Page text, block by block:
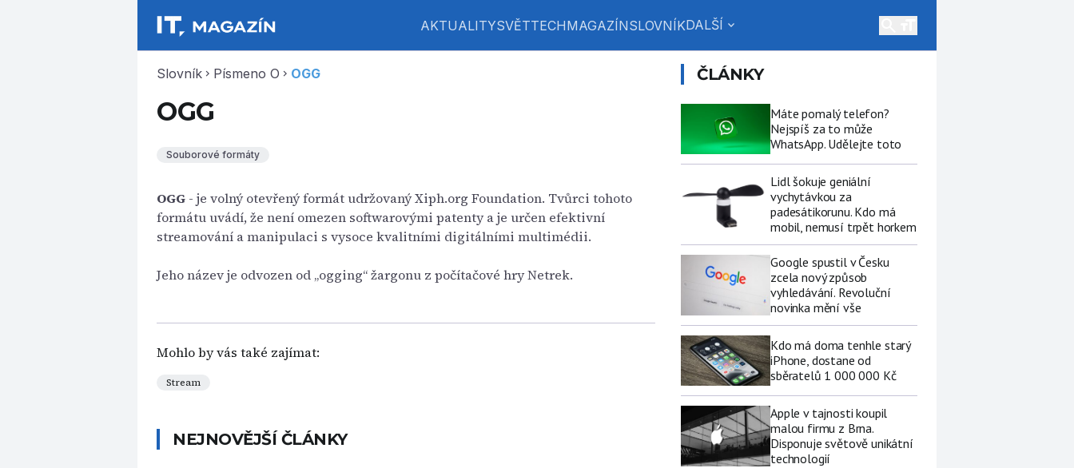
AKTUALITYSVĚTTECHMAGAZÍNSLOVNÍKDALŠÍ expand_more
Slovník chevron_right Písmeno O chevron_right OGG
OGG
Souborové formáty
OGG - je volný otevřený formát udržovaný Xiph.org Foundation. Tvůrci tohoto
formátu uvádí, že není omezen softwarovými patenty a je určen efektivní
streamování a manipulaci s vysoce kvalitními digitálními multimédii.
Jeho název je odvozen od „ogging“ žargonu z počítačové hry Netrek.
Mohlo by vás také zajímat:
Stream
NEJNOVĚJŠÍ ČLÁNKY
ČLÁNKY
Máte pomalý telefon?
Nejspíš za to může
WhatsApp. Udělejte toto
Lidl šokuje geniální
vychytávkou za
padesátikorunu. Kdo má
mobil, nemusí trpět horkem
Google spustil v Česku
zcela nový způsob
vyhledávání. Revoluční
novinka mění vše
Kdo má doma tenhle starý
iPhone, dostane od
sběratelů 1 000 000 Kč
Apple v tajnosti koupil
malou firmu z Brna.
Disponuje světově unikátní
technologií